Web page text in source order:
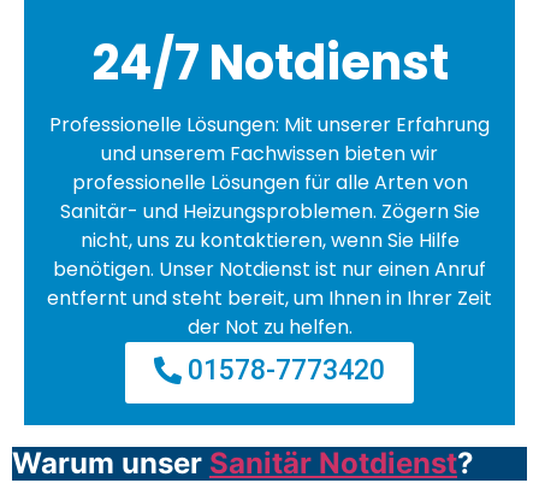
24/7 Notdienst
Professionelle Lösungen: Mit unserer Erfahrung
und unserem Fachwissen bieten wir
professionelle Lösungen für alle Arten von
Sanitär- und Heizungsproblemen. Zögern Sie
nicht, uns zu kontaktieren, wenn Sie Hilfe
benötigen. Unser Notdienst ist nur einen Anruf
entfernt und steht bereit, um Ihnen in Ihrer Zeit
der Not zu helfen.
01578-7773420
Warum unser Sanitär Notdienst?